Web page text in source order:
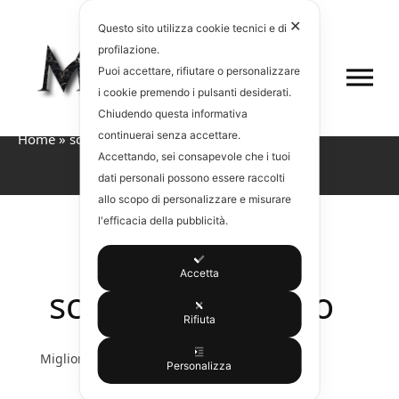
Home»scala+ corrimano» scala+ corrimano
scala+ corrimano
MiglioratiSrl 4 Febbraio 2016
✕
Questo sito utilizza cookie tecnici e di
profilazione.
Puoi accettare, rifiutare o personalizzare
i cookie premendo i pulsanti desiderati.
Chiudendo questa informativa
continuerai senza accettare.
Accettando, sei consapevole che i tuoi
dati personali possono essere raccolti
allo scopo di personalizzare e misurare
l'efficacia della pubblicità.
Accetta
Rifiuta
Personalizza